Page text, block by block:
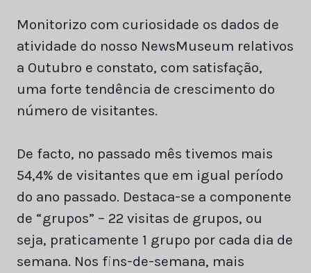
Monitorizo com curiosidade os dados de
atividade do nosso NewsMuseum relativos
a Outubro e constato, com satisfação,
uma forte tendência de crescimento do
número de visitantes.
De facto, no passado mês tivemos mais
54,4% de visitantes que em igual período
do ano passado. Destaca-se a componente
de “grupos” – 22 visitas de grupos, ou
seja, praticamente 1 grupo por cada dia de
semana. Nos fins-de-semana, mais